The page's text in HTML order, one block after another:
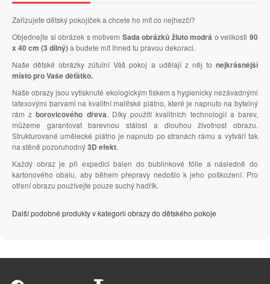
Zařizujete dětský pokojíček a chcete ho mít co nejhezčí?
Objednejte si obrázek s motivem Sada obrázků žluto modrá o velikosti90
x 40 cm (3 dílný)a budete mít ihned tu pravou dekoraci.
Naše dětské obrázky zútulní Váš pokoj a udělají z něj to nejkrásnější
místo pro Vaše děťátko.
Naše obrazy jsou vytisknuté ekologickým tiskem s hygienicky nezávadnými
latexovými barvami na kvalitní malířské plátno, které je napnuto na bytelný
rám zborovicového dřeva. Díky použití kvalitních technologií a barev,
můžeme garantovat barevnou stálost a dlouhou životnost obrazu.
Strukturované umělecké plátno je napnuto po stranách rámu a vytváří tak
na stěně pozoruhodný3D efekt.
Každý obraz je při expedici balen do bublinkové fólie a následně do
kartonového obalu, aby během přepravy nedošlo k jeho poškození. Pro
otření obrazu používejte pouze suchý hadřík.
Další podobné produkty v kategorii obrazy do dětského pokoje